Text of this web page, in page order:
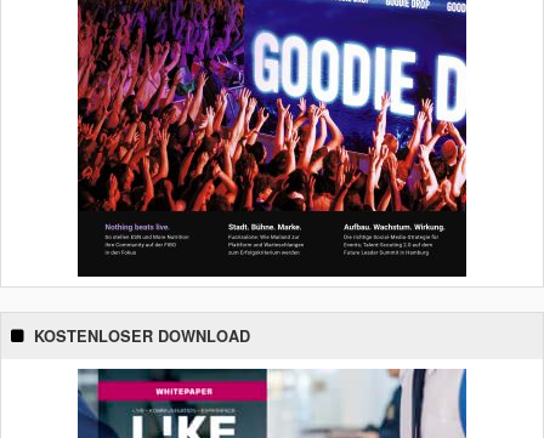
KOSTENLOSER DOWNLOAD